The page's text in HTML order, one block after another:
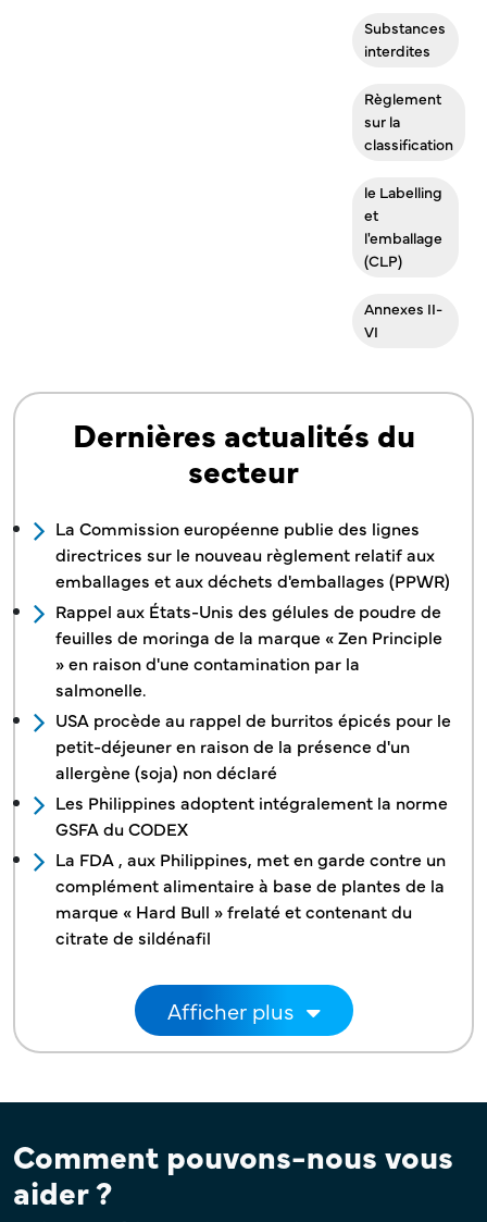
Substances
interdites
Règlement
sur la
classification
le Labelling
et
l'emballage
(CLP)
Annexes II-
VI
Dernières actualités du
secteur
La Commission européenne publie des lignes
directrices sur le nouveau règlement relatif aux
emballages et aux déchets d'emballages (PPWR)
Rappel aux États-Unis des gélules de poudre de
feuilles de moringa de la marque « Zen Principle
» en raison d'une contamination par la
salmonelle.
USA procède au rappel de burritos épicés pour le
petit-déjeuner en raison de la présence d'un
allergène (soja) non déclaré
Les Philippines adoptent intégralement la norme
GSFA du CODEX
La FDA , aux Philippines, met en garde contre un
complément alimentaire à base de plantes de la
marque « Hard Bull » frelaté et contenant du
citrate de sildénafil
Pagination Afficher plus
Comment pouvons-nous vous
aider ?